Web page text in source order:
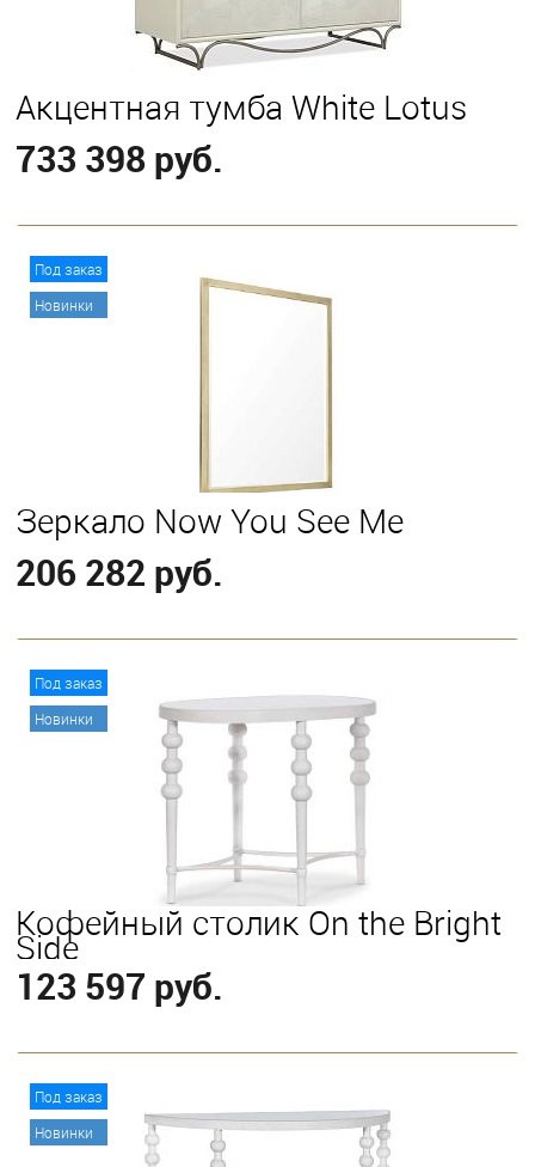
Акцентная тумба White Lotus
733 398 руб.
Под заказ
Новинки
Зеркало Now You See Me
206 282 руб.
Под заказ
Новинки
Кофейный столик On the Bright
Side
123 597 руб.
Под заказ
Новинки